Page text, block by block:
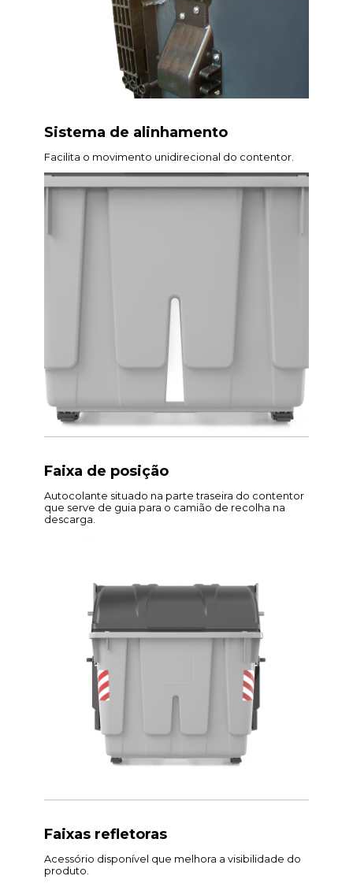
Sistema de alinhamento
Facilita o movimento unidirecional do contentor.
Faixa de posição
Autocolante situado na parte traseira do contentor
que serve de guia para o camião de recolha na
descarga.
Faixas refletoras
Acessório disponível que melhora a visibilidade do
produto.